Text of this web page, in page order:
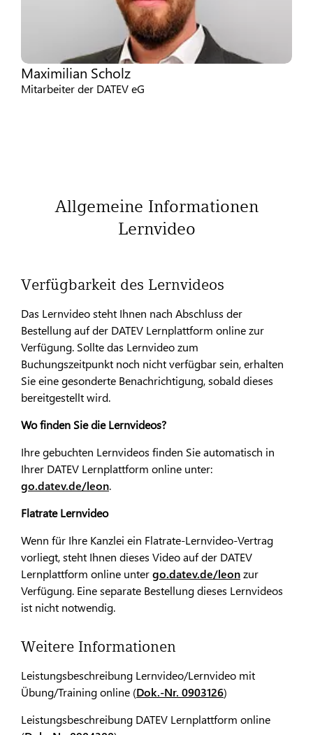
Maximilian Scholz
Mitarbeiter der DATEV eG
Allgemeine Informationen
Lernvideo
Verfügbarkeit des Lernvideos
Das Lernvideo steht Ihnen nach Abschluss der
Bestellung auf der DATEV Lernplattform online zur
Verfügung. Sollte das Lernvideo zum
Buchungszeitpunkt noch nicht verfügbar sein, erhalten
Sie eine gesonderte Benachrichtigung, sobald dieses
bereitgestellt wird.
Wo finden Sie die Lernvideos?
Ihre gebuchten Lernvideos finden Sie automatisch in
Ihrer DATEV Lernplattform online unter:
go.datev.de/leon.
Flatrate Lernvideo
Wenn für Ihre Kanzlei ein Flatrate-Lernvideo-Vertrag
vorliegt, steht Ihnen dieses Video auf der DATEV
Lernplattform online untergo.datev.de/leonzur
Verfügung. Eine separate Bestellung dieses Lernvideos
ist nicht notwendig.
Weitere Informationen
Leistungsbeschreibung Lernvideo/Lernvideo mit
Übung/Training online (Dok.-Nr. 0903126)
Leistungsbeschreibung DATEV Lernplattform online